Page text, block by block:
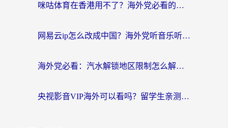
咪咕体育在香港用不了？海外党必看的回国加速器选择指南（附3个真实场景解决方案）
网易云ip怎么改成中国？海外党听音乐听书的无痛解决方案
海外党必看：汽水解锁地区限制怎么解除？3招解决国内影音&生活服务难题
央视影音VIP海外可以看吗？留学生亲测有效的回国加速器选择指南